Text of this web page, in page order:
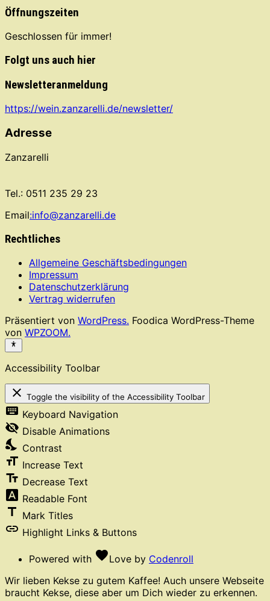
Öffnungszeiten
Geschlossen für immer!
Folgt uns auch hier
Newsletteranmeldung
https://wein.zanzarelli.de/newsletter/
Adresse
Zanzarelli
Tel.: 0511 235 29 23
Email:info@zanzarelli.de
Rechtliches
Allgemeine Geschäftsbedingungen
Impressum
Datenschutzerklärung
Vertrag widerrufen
Präsentiert von WordPress. Foodica WordPress-Theme
von WPZOOM.
Accessibility Toolbar
close Toggle the visibility of the Accessibility Toolbar
keyboard Keyboard Navigation
visibility_off Disable Animations
nights_stay Contrast
format_size Increase Text
text_fields Decrease Text
font_download Readable Font
title Mark Titles
link Highlight Links & Buttons
Powered with favoriteLove by Codenroll
Wir lieben Kekse zu gutem Kaffee! Auch unsere Webseite
braucht Kekse, diese aber um Dich wieder zu erkennen.